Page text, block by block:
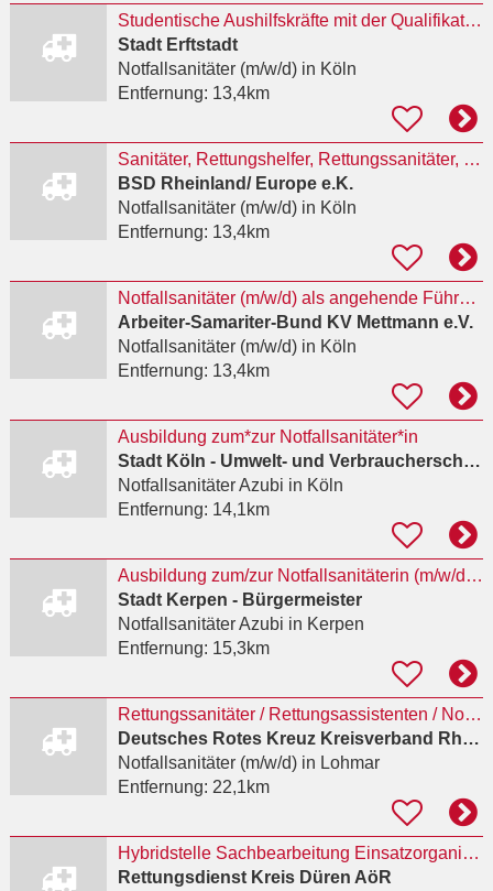
Studentische Aushilfskräfte mit der Qualifikation Notfallsanitäter:in (m/w/d)
Stadt Erftstadt
Notfallsanitäter (m/w/d)in Köln
Entfernung: 13,4km
Sanitäter, Rettungshelfer, Rettungssanitäter, Rettungsassistenten oder Notfallsanitäter (m/w/d)
BSD Rheinland/ Europe e.K.
Notfallsanitäter (m/w/d)in Köln
Entfernung: 13,4km
Notfallsanitäter (m/w/d) als angehende Führungskraft
Arbeiter-Samariter-Bund KV Mettmann e.V.
Notfallsanitäter (m/w/d)in Köln
Entfernung: 13,4km
Ausbildung zum*zur Notfallsanitäter*in
Stadt Köln - Umwelt- und Verbraucherschutzamt
Notfallsanitäter Azubi in Köln
Entfernung: 14,1km
Ausbildung zum/zur Notfallsanitäterin (m/w/d) mit der Möglichkeit der anschließenden Ausbildung
Stadt Kerpen - Bürgermeister
Notfallsanitäter Azubi in Kerpen
Entfernung: 15,3km
Rettungssanitäter / Rettungsassistenten / Notfallsanitäter (m/w/d)
Deutsches Rotes Kreuz Kreisverband Rhein-Sieg e.V.
Notfallsanitäter (m/w/d)in Lohmar
Entfernung: 22,1km
Hybridstelle Sachbearbeitung Einsatzorganisation / Notfallsanitäter/-in (m/w/d)
Rettungsdienst Kreis Düren AöR